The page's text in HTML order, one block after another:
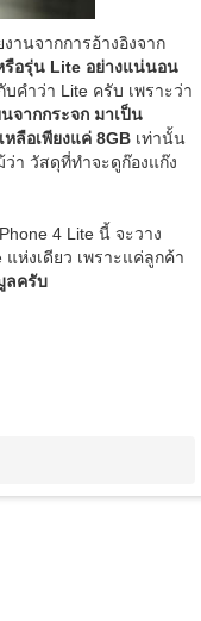
านจากการอ้างอิงจาก
รือรุ่น Lite อย่างแน่นอน
คำว่า Lite ครับ เพราะว่า
จากกระจก มาเป็น
ลือเพียงแค่ 8GB เท่านั้น
า วัสดุที่ทำจะดูก๊องแก๊ง
4 Lite นี้ จะวาง
ห่งเดียว เพราะแค่ลูกค้า
ลครับ